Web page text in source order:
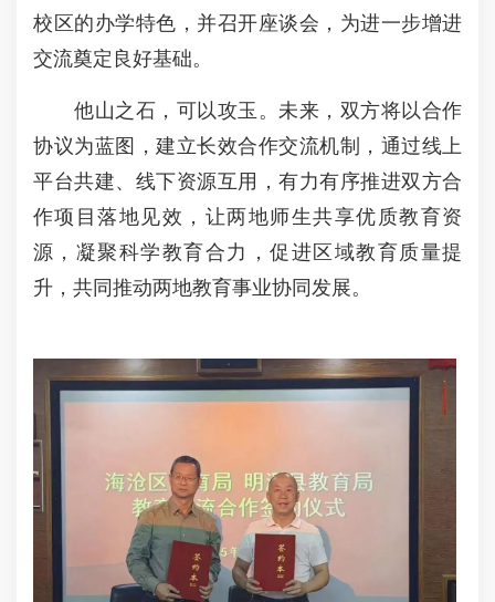
校区的办学特色，并召开座谈会，为进一步增进
交流奠定良好基础。
他山之石，可以攻玉。未来，双方将以合作
协议为蓝图，建立长效合作交流机制，通过线上
平台共建、线下资源互用，有力有序推进双方合
作项目落地见效，让两地师生共享优质教育资
源，凝聚科学教育合力，促进区域教育质量提
升，共同推动两地教育事业协同发展。